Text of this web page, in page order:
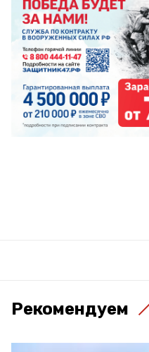
Рекомендуем